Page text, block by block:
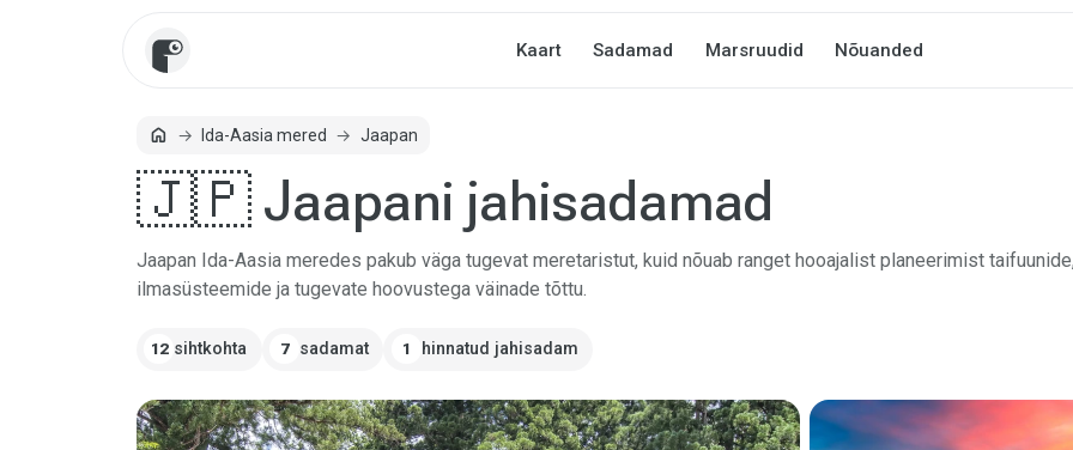
Kaart Sadamad Marsruudid Nõuanded
homeAvalehtIda-Aasia mered Jaapan
🇯🇵 Jaapani jahisadamad
Jaapan Ida-Aasia meredes pakub väga tugevat meretaristut, kuid nõuab ranget hooajalist planeerimist
ilmasüsteemide ja tugevate hoovustega väinade tõttu.
12 sihtkohta 7 sadamat 1 hinnatud jahisadam